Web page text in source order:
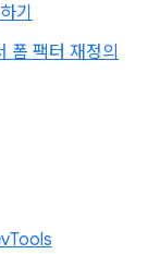
기
폼 팩터 재정의